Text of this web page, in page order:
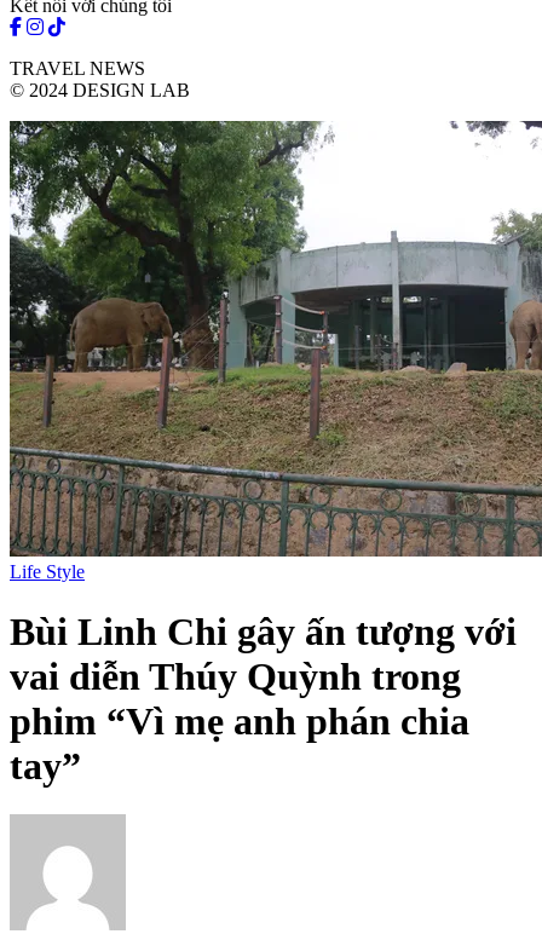
Kết nối với chúng tôi
TRAVEL NEWS
© 2024 DESIGN LAB
Life Style
Bùi Linh Chi gây ấn tượng với
vai diễn Thúy Quỳnh trong
phim “Vì mẹ anh phán chia
tay”